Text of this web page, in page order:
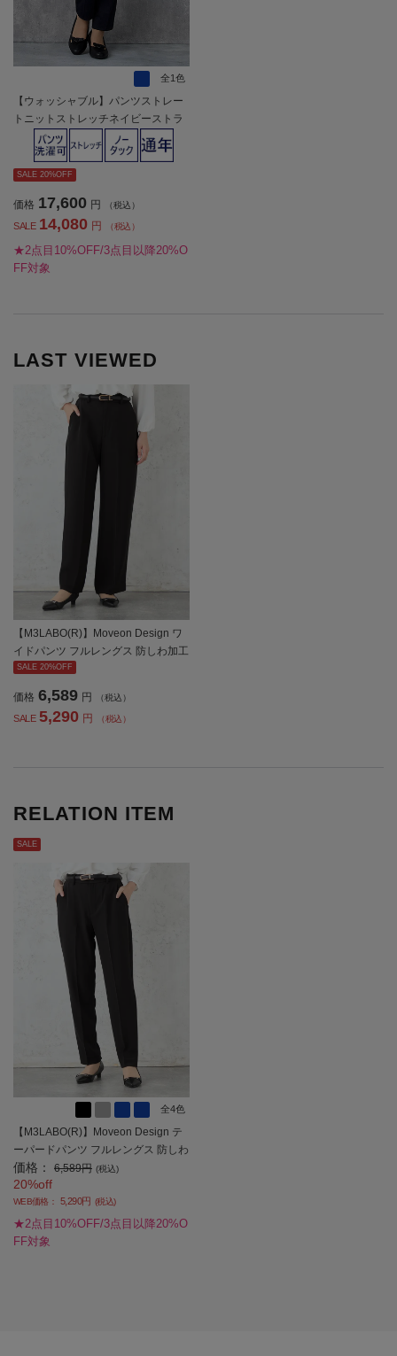
全1色
【ウォッシャブル】パンツストレー
トニットストレッチネイビーストラ
イプViVi通年【レディース】
SALE 20%OFF
価格 17,600 円 （税込）
SALE 14,080 円 （税込）
★2点目10%OFF/3点目以降20%O
FF対象
LAST VIEWED
【M3LABO(R)】Moveon Design ワ
イドパンツ フルレングス 防しわ加工
通年 【レディース】
SALE 20%OFF
価格 6,589 円 （税込）
SALE 5,290 円 （税込）
RELATION ITEM
SALE
全4色
【M3LABO(R)】Moveon Design テ
ーパードパンツ フルレングス 防しわ
加工 通年 【レディース】
価格： 6,589円 (税込)
20%off
WEB価格： 5,290円 (税込)
★2点目10%OFF/3点目以降20%O
FF対象